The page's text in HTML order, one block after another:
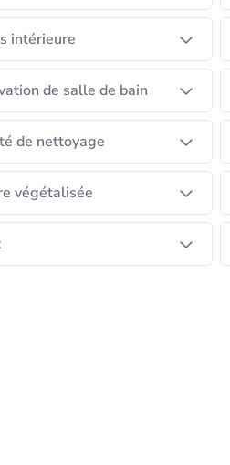
intérieure
de salle de bain
de nettoyage
végétalisée